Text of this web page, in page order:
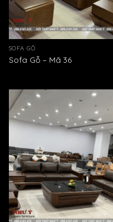
SOFA GỖ
Sofa Gỗ – Mã 36